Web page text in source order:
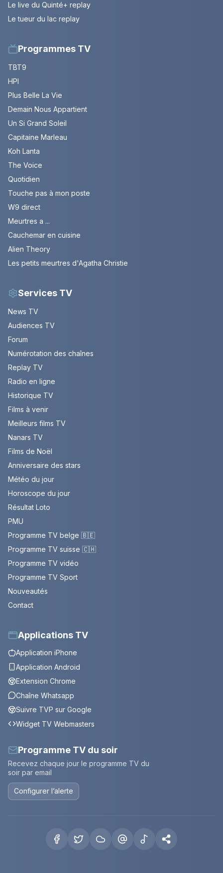
Le live du Quinté+ replay
Le tueur du lac replay
Programmes TV
TBT9
HPI
Plus Belle La Vie
Demain Nous Appartient
Un Si Grand Soleil
Capitaine Marleau
Koh Lanta
The Voice
Quotidien
Touche pas à mon poste
W9 direct
Meurtres a ...
Cauchemar en cuisine
Alien Theory
Les petits meurtres d'Agatha Christie
Services TV
News TV
Audiences TV
Forum
Numérotation des chaînes
Replay TV
Radio en ligne
Historique TV
Films à venir
Meilleurs films TV
Nanars TV
Films de Noël
Anniversaire des stars
Météo du jour
Horoscope du jour
Résultat Loto
PMU
Programme TV belge 🇧🇪
Programme TV suisse 🇨🇭
Programme TV vidéo
Programme TV Sport
Nouveautés
Contact
Applications TV
Application iPhone
Application Android
Extension Chrome
Chaîne Whatsapp
Suivre TVP sur Google
Widget TV Webmasters
Programme TV du soir
Recevez chaque jour le programme TV du
soir par email
Configurer l’alerte